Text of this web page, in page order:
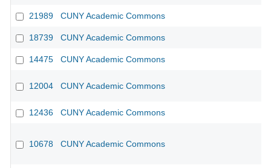
21989 CUNY Academic Commons
18739 CUNY Academic Commons
14475 CUNY Academic Commons
12004 CUNY Academic Commons
12436 CUNY Academic Commons
10678 CUNY Academic Commons